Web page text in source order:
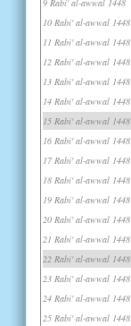
9 Rabi' al-awwal 1448
10 Rabi' al-awwal 1448
11 Rabi' al-awwal 1448
12 Rabi' al-awwal 1448
13 Rabi' al-awwal 1448
14 Rabi' al-awwal 1448
15 Rabi' al-awwal 1448
16 Rabi' al-awwal 1448
17 Rabi' al-awwal 1448
18 Rabi' al-awwal 1448
19 Rabi' al-awwal 1448
20 Rabi' al-awwal 1448
21 Rabi' al-awwal 1448
22 Rabi' al-awwal 1448
23 Rabi' al-awwal 1448
24 Rabi' al-awwal 1448
25 Rabi' al-awwal 1448